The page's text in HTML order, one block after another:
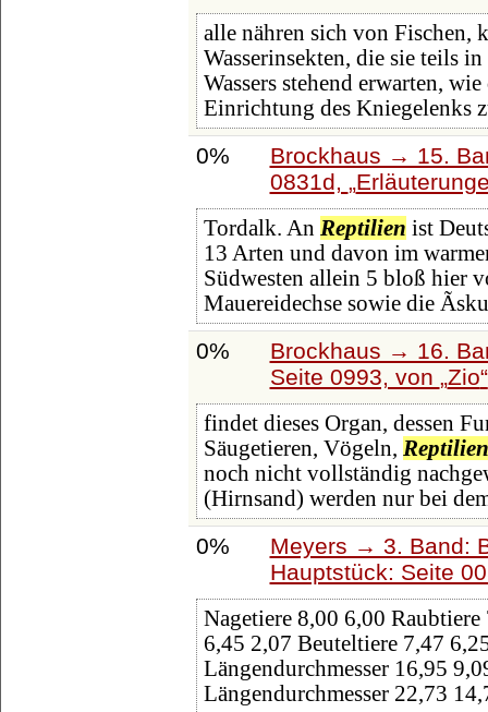
alle nähren sich von Fischen,
Wasserinsekten, die sie teils
Wassers stehend erwarten,
Einrichtung des Kniegelenks
0%
Brockhaus → 15.
0831d,
Tordalk. An Reptilien ist
13 Arten und davon im
Südwesten allein 5 bloß hier
Mauereidechse sowie die
0%
Brockhaus → 16.
Seite 0993, von Zio
findet dieses Organ, dessen
Säugetieren, Vögeln, Reptilien
noch nicht vollständig
(Hirnsand) werden nur bei
0%
Meyers → 3. Band:
Hauptstück: Seite
Nagetiere 8,00 6,00
6,45 2,07 Beuteltiere 7,47
Längendurchmesser 16,95
Längendurchmesser 22,73